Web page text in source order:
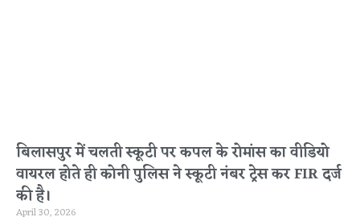
बिलासपुर में चलती स्कूटी पर कपल के रोमांस का वीडियो
वायरल होते ही कोनी पुलिस ने स्कूटी नंबर ट्रेस कर FIR दर्ज
की है।
April 30, 2026